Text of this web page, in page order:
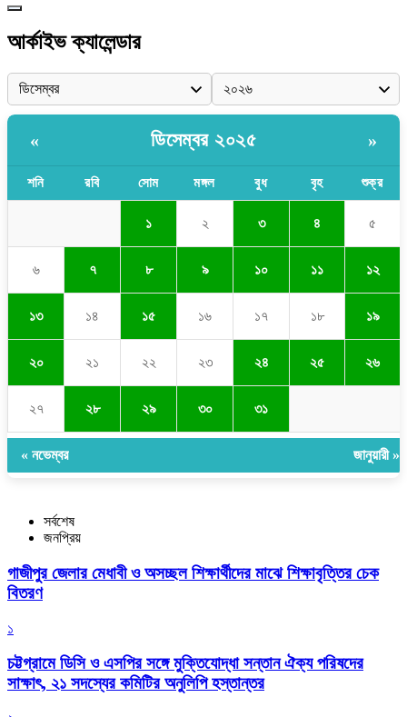
আর্কাইভ ক্যালেন্ডার
« ডিসেম্বর ২০২৫ »
শনি রবি সোম মঙ্গল বুধ বৃহ শুক্র
১ ২ ৩ ৪ ৫
৬ ৭ ৮ ৯ ১০ ১১ ১২
১৩ ১৪ ১৫ ১৬ ১৭ ১৮ ১৯
২০ ২১ ২২ ২৩ ২৪ ২৫ ২৬
২৭ ২৮ ২৯ ৩০ ৩১
« নভেম্বর জানুয়ারী »
সর্বশেষ
জনপ্রিয়
গাজীপুর জেলার মেধাবী ও অসচ্ছল শিক্ষার্থীদের মাঝে শিক্ষাবৃত্তির চেক
বিতরণ
১
চট্টগ্রামে ডিসি ও এসপির সঙ্গে মুক্তিযোদ্ধা সন্তান ঐক্য পরিষদের
সাক্ষাৎ, ২১ সদস্যের কমিটির অনুলিপি হস্তান্তর